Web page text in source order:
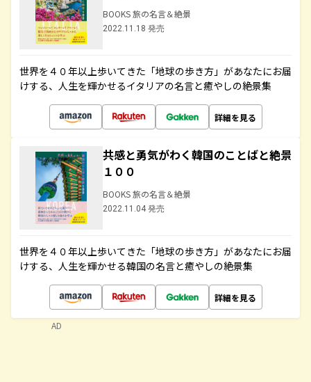
BOOKS 旅の名言＆絶景
2022.11.18 発売
世界を４０年以上歩いてきた「地球の歩き方」があなたにお届
けする、人生を輝かせるイタリアの名言と癒やしの絶景集
詳細を見る
共感と勇気がわく韓国のことばと絶景
１００
BOOKS 旅の名言＆絶景
2022.11.04 発売
世界を４０年以上歩いてきた「地球の歩き方」があなたにお届
けする、人生を輝かせる韓国の名言と癒やしの絶景集
詳細を見る
AD